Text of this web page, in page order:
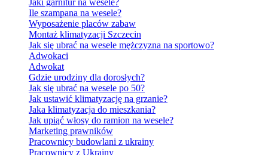
Jaki garnitur na wesele?
Ile szampana na wesele?
Wyposażenie placów zabaw
Montaż klimatyzacji Szczecin
Jak się ubrać na wesele mężczyzna na sportowo?
Adwokaci
Adwokat
Gdzie urodziny dla dorosłych?
Jak się ubrać na wesele po 50?
Jak ustawić klimatyzację na grzanie?
Jaka klimatyzacja do mieszkania?
Jak upiąć włosy do ramion na wesele?
Marketing prawników
Pracownicy budowlani z ukrainy
Pracownicy z Ukrainy